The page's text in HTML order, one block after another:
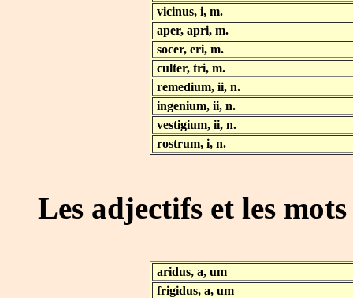
vicinus, i, m.
aper, apri, m.
socer, eri, m.
culter, tri, m.
remedium, ii, n.
ingenium, ii, n.
vestigium, ii, n.
rostrum, i, n.
Les adjectifs et les
aridus, a, um
frigidus, a, um